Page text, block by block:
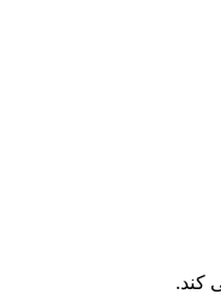
کند.